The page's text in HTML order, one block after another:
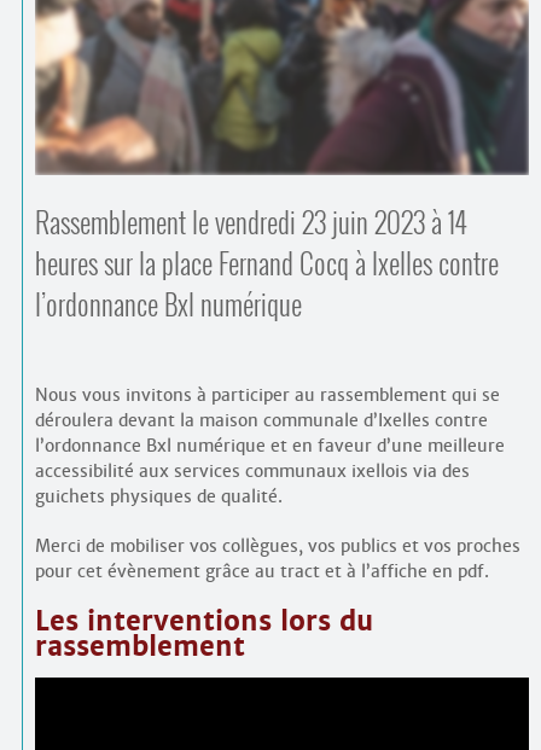
·
Comprendre et parler
Bienvenue en Belgique
Trouver un lieu d’alphabétisation
Rassemblement le vendredi 23 juin 2023 à 14
heures sur la place Fernand Cocq à Ixelles contre
l’ordonnance Bxl numérique
Nous vous invitons à participer au rassemblement qui se
déroulera devant la maison communale d’Ixelles contre
l’ordonnance Bxl numérique et en faveur d’une meilleure
accessibilité aux services communaux ixellois via des
guichets physiques de qualité.
Merci de mobiliser vos collègues, vos publics et vos proches
pour cet évènement grâce au tract et à l’affiche en pdf.
Les interventions lors du
rassemblement